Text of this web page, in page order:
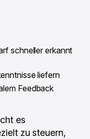
schneller erkannt
liefern
Feedback
es
zu steuern,